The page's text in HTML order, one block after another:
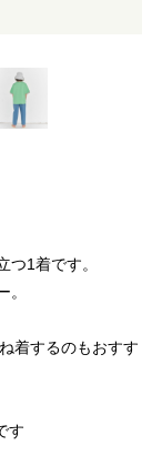
1着です。
着するのもおすす
す